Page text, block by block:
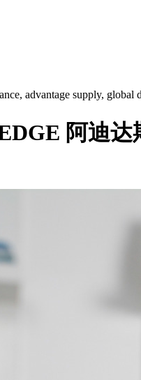
advantage supply, global
阿迪